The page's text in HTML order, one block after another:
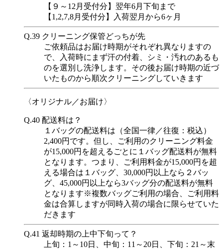
【９～12月受付分】翌年6月下旬まで
【1,2,7,8月受付分】入荷翌月から6ヶ月
Q.39 クリーニング保管どっちが先
ご依頼品はお届け時期がそれぞれ異なりますの
で、入荷時にまず汗の付着、シミ・汚れのあるも
のを選別し洗浄します。その後お届け時期の近づ
いたものから順次クリーニングしていきます
〈オリジナル／お届け〉
Q.40 配送料は？
１バッグの配送料は（全国一律／往復：税込）
2,400円です。但し、ご利用のクリーニング料金
が15,000円を超えるごとに１バッグ配送料が無料
となります。つまり、ご利用料金が15,000円を超
える場合は１バッグ、30,000円以上なら２バッ
グ、45,000円以上なら3バッグ分の配送料が無料
となります※複数バッグご利用の場合、ご利用料
金は合算しますが同時入荷の場合に限らせていた
だきます
Q.41 返却時期の上中下旬って？
上旬：1～10日、中旬：11～20日、下旬：21～末